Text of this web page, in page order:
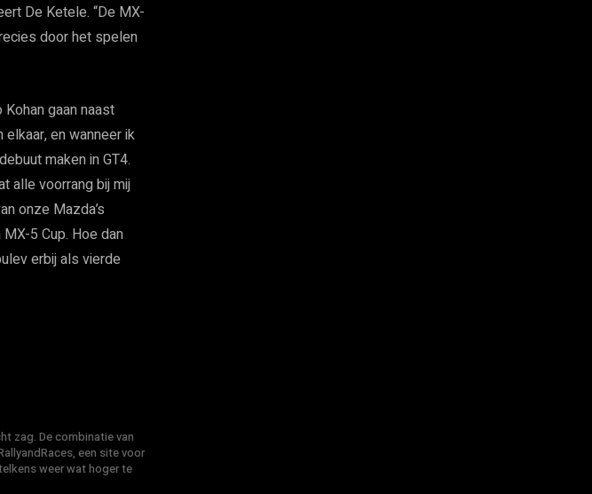
De Ketele. “De MX-
door het spelen
gaan naast
elkaar, en wanneer ik
maken in GT4.
alle voorrang bij mij
onze Mazda’s
5 Cup. Hoe dan
erbij als vierde
zag. De combinatie van
een site voor
weer wat hoger te